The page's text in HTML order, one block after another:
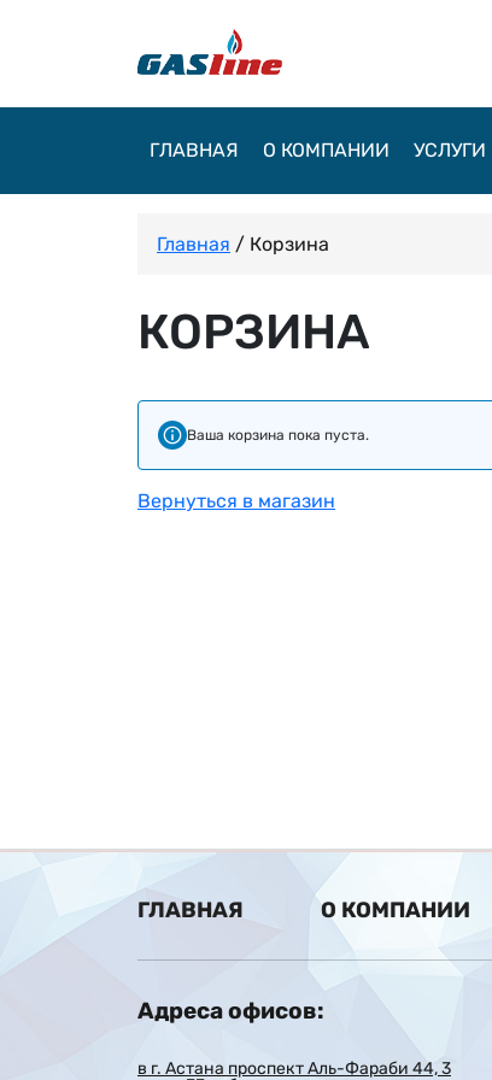
ГЛАВНАЯ О КОМПАНИИ УСЛУГИ
Главная / Корзина
КОРЗИНА
Ваша корзина пока пуста.
Вернуться в магазин
ГЛАВНАЯ О КОМПАНИИ
Адреса офисов:
в г. Астана проспект Аль-Фараби 44, 3